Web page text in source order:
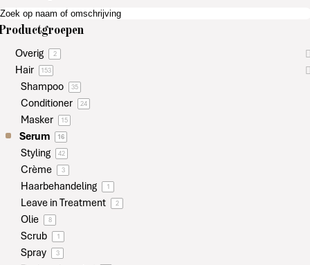
Overig 2
Hair 153
Shampoo 35
Conditioner 24
Masker 15
Serum 16
Styling 42
Crème 3
Haarbehandeling 1
Leave in Treatment 2
Olie 8
Scrub 1
Spray 3